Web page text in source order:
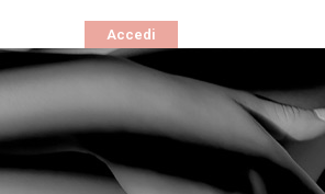
Accedi